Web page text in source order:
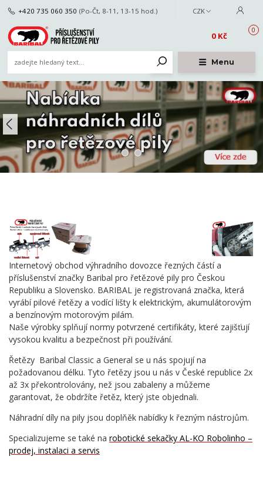
Menu
CZK
+420 735 060 350 (Po-Čt, 8-11, 13-15 hod.)
0
0 Kč
Internetový obchod výhradního dovozce řezných částí a
příslušenství značky Baribal pro řetězové pily pro Českou
Republiku a Slovensko. BARIBAL je registrovaná značka, která
vyrábí pilové řetězy a vodící lišty k elektrickým, akumulátorovým
a benzínovým motorovým pilám.
Naše výrobky splňují normy potvrzené certifikáty, které zajišťují
vysokou kvalitu a bezpečnost při používání.
Řetězy Baribal Classic a General se u nás spojují na
požadovanou délku. Tyto řetězy jsou u nás v České republice 2x
až 3x překontrolovány, než jsou zabaleny a můžeme
garantovat, že obdržíte řetěz, který jste objednali.
Náhradní díly na pily jsou doplňěk nabídky k řezným nástrojům.
Specializujeme se také na robotické sekačky AL-KO Robolinho –
prodej, instalaci a servis